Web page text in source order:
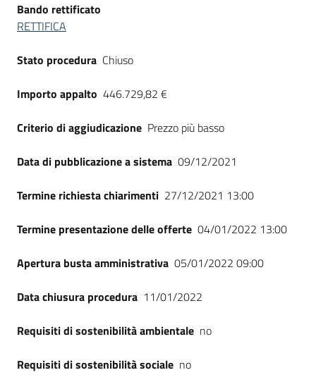
Bando rettificato
RETTIFICA
Stato procedura Chiuso
Importo appalto 446.729,82 €
Criterio di aggiudicazione Prezzo più basso
Data di pubblicazione a sistema 09/12/2021
Termine richiesta chiarimenti 27/12/2021 13:00
Termine presentazione delle offerte 04/01/2022 13:00
Apertura busta amministrativa 05/01/2022 09:00
Data chiusura procedura 11/01/2022
Requisiti di sostenibilità ambientale no
Requisiti di sostenibilità sociale no